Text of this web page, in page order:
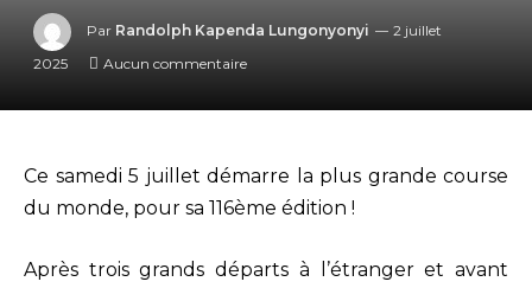
Par Randolph Kapenda Lungonyonyi
2 juillet
2025
Aucun commentaire
Ce samedi 5 juillet démarre la plus grande course
du monde, pour sa 116ème édition !
Après trois grands départs à l’étranger et avant